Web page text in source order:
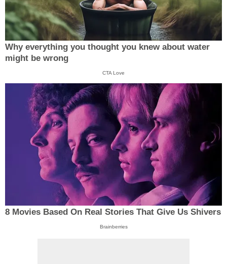
Why everything you thought you knew about water
might be wrong
CTA Love
8 Movies Based On Real Stories That Give Us Shivers
Brainberries